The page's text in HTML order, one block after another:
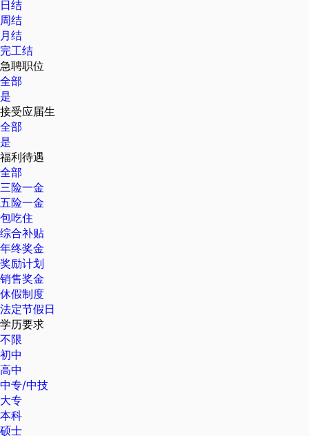
日结
周结
月结
完工结
急聘职位
全部
是
接受应届生
全部
是
福利待遇
全部
三险一金
五险一金
包吃住
综合补贴
年终奖金
奖励计划
销售奖金
休假制度
法定节假日
学历要求
不限
初中
高中
中专/中技
大专
本科
硕士